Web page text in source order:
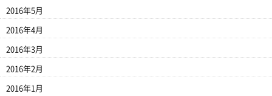
2016年5月
2016年4月
2016年3月
2016年2月
2016年1月